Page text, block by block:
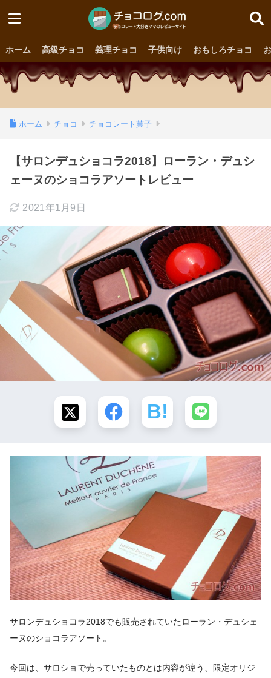
ホーム 高級チョコ 義理チョコ 子供向け おもしろチョコ
ホーム チョコ チョコレート菓子
【サロンデュショコラ2018】ローラン・デュシ
ェーヌのショコラアソートレビュー
2021年1月9日
サロンデュショコラ2018でも販売されていたローラン・デュシェ
ーヌのショコラアソート。
今回は、サロショで売っていたものとは内容が違う、限定オリジ